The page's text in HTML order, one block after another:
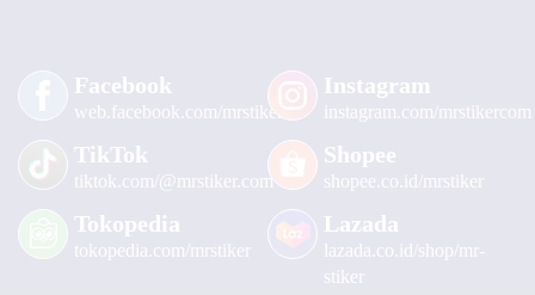
Facebook
web.facebook.com/mrstiker
Instagram
instagram.com/mrstikercom
TikTok
tiktok.com/@mrstiker.com
Shopee
shopee.co.id/mrstiker
Tokopedia
tokopedia.com/mrstiker
Lazada
lazada.co.id/shop/mr-
stiker